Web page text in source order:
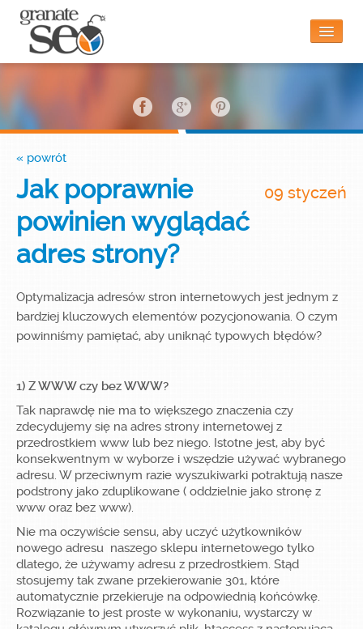
Czy to jest dla mnie?
Funkcjonalności
Blog
Załóż konto!
Zaloguj się
« powrót
09 styczeń
Jak poprawnie
powinien wyglądać
adres strony?
Optymalizacja adresów stron internetowych jest jednym z
bardziej kluczowych elementów pozycjonowania. O czym
powinniśmy pamiętać, aby uniknąć typowych błędów?
1) Z WWW czy bez WWW?
Tak naprawdę nie ma to większego znaczenia czy
zdecydujemy się na adres strony internetowej z
przedrostkiem www lub bez niego. Istotne jest, aby być
konsekwentnym w wyborze i wszędzie używać wybranego
adresu. W przeciwnym razie wyszukiwarki potraktują nasze
podstrony jako zduplikowane ( oddzielnie jako stronę z
www oraz bez www).
Nie ma oczywiście sensu, aby uczyć użytkowników
nowego adresu naszego sklepu internetowego tylko
dlatego, że używamy adresu z przedrostkiem. Stąd
stosujemy tak zwane przekierowanie 301, które
automatycznie przekieruje na odpowiednią końcówkę.
Rozwiązanie to jest proste w wykonaniu, wystarczy w